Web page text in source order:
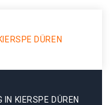
DÜREN
IN KIERSPE DÜREN